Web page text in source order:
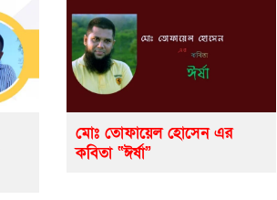
মোঃ তোফায়েল হোসেন এর
কবিতা “ঈর্ষা”